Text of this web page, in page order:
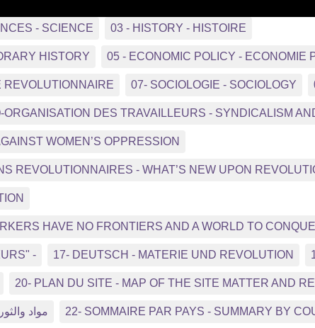
- SCIENCE 03 - HISTORY - HISTOIRE
HISTORY 05 - ECONOMIC POLICY - ECONOMIE
REVOLUTIONNAIRE 07- SOCIOLOGIE - SOCIOLOGY
DES TRAVAILLEURS - SYNDICALISM
WOMEN’S OPPRESSION
REVOLUTIONNAIRES - WHAT’S NEW UPON
HAVE NO FRONTIERS AND A WORLD TO
- 17- DEUTSCH - MATERIE UND REVOLUTION
20- PLAN DU SITE - MAP OF THE SITE MATTER AND
21, مواد 22- SOMMAIRE PAR PAYS - SUMMARY BY